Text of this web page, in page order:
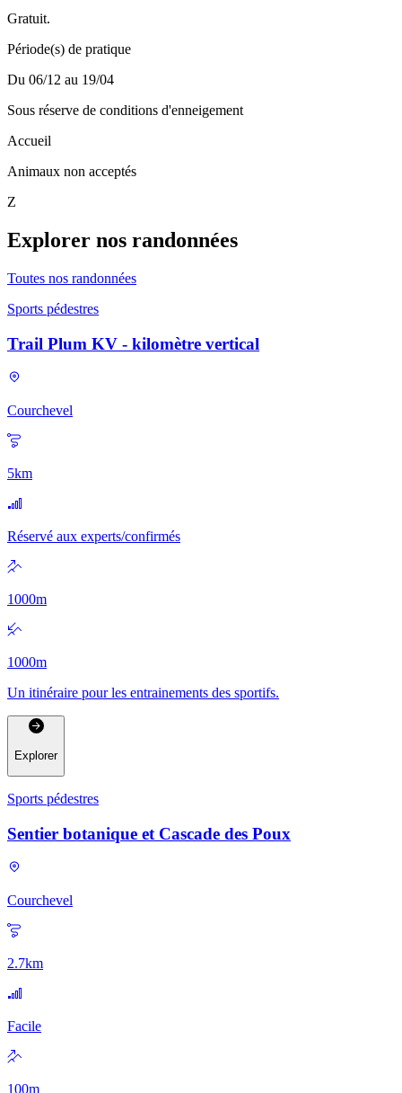
Gratuit.
Période(s) de pratique
Du 06/12 au 19/04
Sous réserve de conditions d'enneigement
Accueil
Animaux non acceptés
Z
Explorer nos randonnées
Toutes nos randonnées
Sports pédestres
Trail Plum KV - kilomètre vertical
Courchevel
5km
Réservé aux experts/confirmés
1000m
1000m
Un itinéraire pour les entrainements des sportifs.
Explorer
Sports pédestres
Sentier botanique et Cascade des Poux
Courchevel
2.7km
Facile
100m